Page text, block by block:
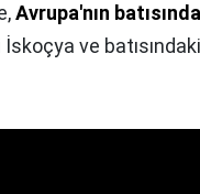
Avrupa'nın
ve